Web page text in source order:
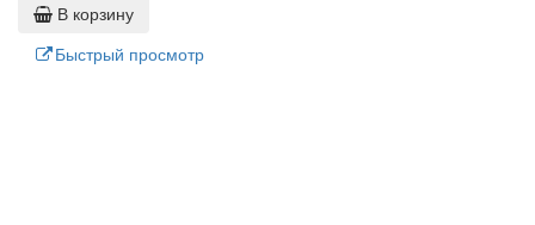
В корзину
Быстрый просмотр